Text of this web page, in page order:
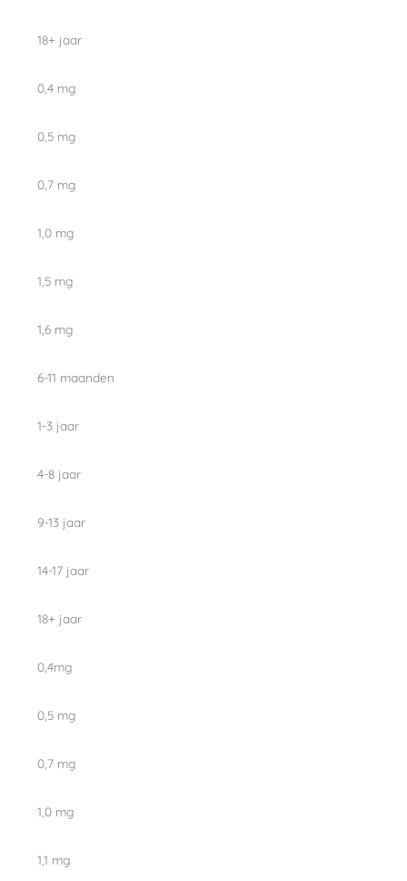
18+ jaar
0,4 mg
0,5 mg
0,7 mg
1,0 mg
1,5 mg
1,6 mg
6-11 maanden
1-3 jaar
4-8 jaar
9-13 jaar
14-17 jaar
18+ jaar
0,4mg
0,5 mg
0,7 mg
1,0 mg
1,1 mg